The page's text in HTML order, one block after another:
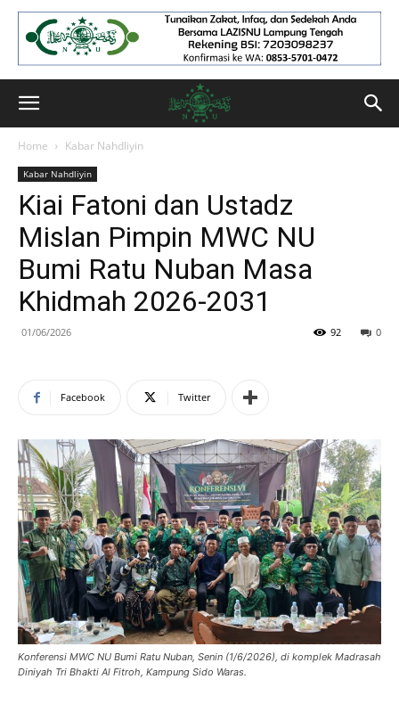
Home Kabar Nahdliyin
Kabar Nahdliyin
Kiai Fatoni dan Ustadz
Mislan Pimpin MWC NU
Bumi Ratu Nuban Masa
Khidmah 2026-2031
01/06/2026 0
92
Facebook Twitter
Konferensi MWC NU Bumi Ratu Nuban, Senin (1/6/2026), di komplek Madrasah
Diniyah Tri Bhakti Al Fitroh, Kampung Sido Waras.